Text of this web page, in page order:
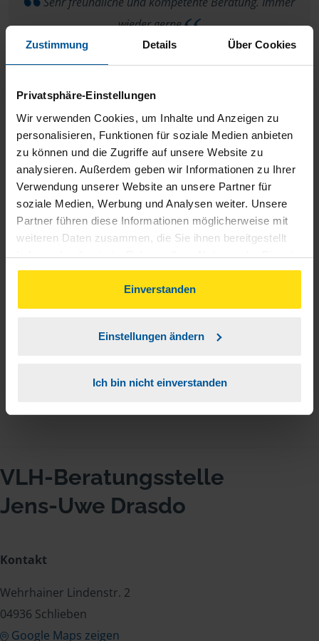
Zustimmung Details Über Cookies
Privatsphäre-Einstellungen
Wir verwenden Cookies, um Inhalte und Anzeigen zu
personalisieren, Funktionen für soziale Medien anbieten
zu können und die Zugriffe auf unsere Website zu
analysieren. Außerdem geben wir Informationen zu Ihrer
Verwendung unserer Website an unsere Partner für
soziale Medien, Werbung und Analysen weiter. Unsere
Partner führen diese Informationen möglicherweise mit
weiteren Daten zusammen, die Sie ihnen bereitgestellt
haben oder die sie im Rahmen Ihrer Nutzung der Dienste
gesammelt haben. Indem Sie auf Einverstanden klicken,
können Sie der Verwendung von Cookies, gemäß
unserer➔ Datenschutzrichtliniezustimmen.
Einverstanden
Einstellungen ändern
Ich bin nicht einverstanden
wieder gerne
Macht weiter so
Anke Hundt
Von mir gibt es immer 5 Sterne. Wir sind bei J.- U. Drasdo
in Werhain. Wir sind rundum zufrieden. Hiermit möchten wir
mal ein dickes Lob ausdrücken und DANKE sagen . Mit
freundlichen Grüßen Familie P.Philipp
VLH-Beratungsstelle
Jens-Uwe Drasdo
Kontakt
Wehrhainer Lindenstr. 2
04936 Schlieben
Google Maps zeigen